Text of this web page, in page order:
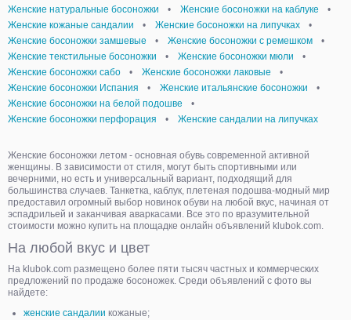
Женские натуральные босоножки • Женские босоножки на каблуке
•
Женские кожаные сандалии
• Женские босоножки на липучках
•
Женские босоножки замшевые
• Женские босоножки с ремешком
•
Женские текстильные босоножки
• Женские босоножки мюли
•
Женские босоножки сабо
• Женские босоножки лаковые
•
Женские босоножки Испания
• Женские итальянские босоножки
•
Женские босоножки на белой подошве
•
Женские босоножки перфорация
• Женские сандалии на липучках
Женские босоножки летом - основная обувь современной активной
женщины. В зависимости от стиля, могут быть спортивными или
вечерними, но есть и универсальный вариант, подходящий для
большинства случаев. Танкетка, каблук, плетеная подошва-модный мир
предоставил огромный выбор новинок обуви на любой вкус, начиная от
эспадрильей и заканчивая аваркасами. Все это по вразумительной
стоимости можно купить на площадке онлайн объявлений klubok.com.
На любой вкус и цвет
На klubok.com размещено более пяти тысяч частных и коммерческих
предложений по продаже босоножек. Среди объявлений с фото вы
найдете:
женские сандалии кожаные;